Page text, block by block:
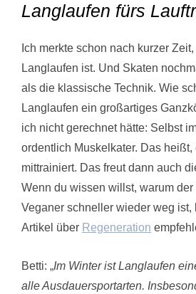
Langlaufen fürs
Ich merkte schon nach kurzer
Langlaufen ist. Und Skaten
als die klassische Technik. Wie
Langlaufen ein großartiges
ich nicht gerechnet hätte: Selbst
ordentlich Muskelkater. Das heißt,
mittrainiert. Das freut dann auch
Wenn du wissen willst, warum
Veganer schneller wieder weg ist,
Artikel über Regeneration
Betti: „Im Winter ist Langlaufen
alle Ausdauersportarten.